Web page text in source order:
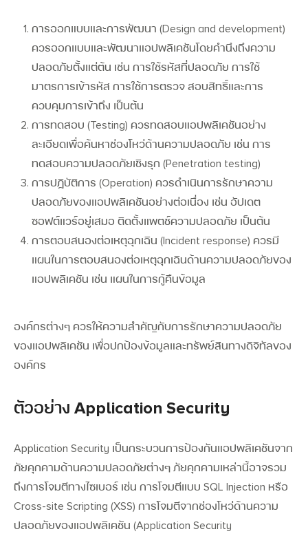
การออกแบบและการพัฒนา (Design and development)
ควรออกแบบและพัฒนาแอปพลิเคชันโดยคำนึงถึงความ
ปลอดภัยตั้งแต่ต้น เช่น การใช้รหัสที่ปลอดภัย การใช้
มาตรการเข้ารหัส การใช้การตรวจ สอบสิทธิ์และการ
ควบคุมการเข้าถึง เป็นต้น
การทดสอบ (Testing) ควรทดสอบแอปพลิเคชันอย่าง
ละเอียดเพื่อค้นหาช่องโหว่ด้านความปลอดภัย เช่น การ
ทดสอบความปลอดภัยเชิงรุก (Penetration testing)
การปฏิบัติการ (Operation) ควรดำเนินการรักษาความ
ปลอดภัยของแอปพลิเคชันอย่างต่อเนื่อง เช่น อัปเดต
ซอฟต์แวร์อยู่เสมอ ติดตั้งแพตช์ความปลอดภัย เป็นต้น
การตอบสนองต่อเหตุฉุกเฉิน (Incident response) ควรมี
แผนในการตอบสนองต่อเหตุฉุกเฉินด้านความปลอดภัยของ
แอปพลิเคชัน เช่น แผนในการกู้คืนข้อมูล
องค์กรต่างๆ ควรให้ความสำคัญกับการรักษาความปลอดภัย
ของแอปพลิเคชัน เพื่อปกป้องข้อมูลและทรัพย์สินทางดิจิทัลของ
องค์กร
ตัวอย่าง Application Security
Application Security เป็นกระบวนการป้องกันแอปพลิเคชันจาก
ภัยคุกคามด้านความปลอดภัยต่างๆ ภัยคุกคามเหล่านี้อาจรวม
ถึงการโจมตีทางไซเบอร์ เช่น การโจมตีแบบ SQL Injection หรือ
Cross-site Scripting (XSS) การโจมตีจากช่องโหว่ด้านความ
ปลอดภัยของแอปพลิเคชัน (Application Security